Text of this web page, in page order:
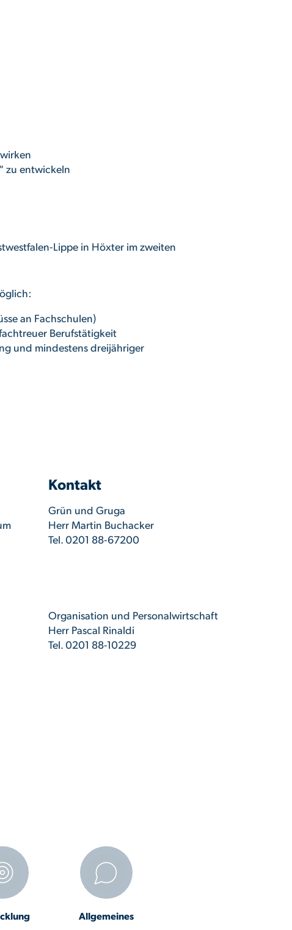
zu entwickeln
Lippe in Höxter im zweiten
an Fachschulen)
Berufstätigkeit
und mindestens dreijähriger
Kontakt
Grün und Gruga
Herr Martin Buchacker
Tel. 0201 88-67200
Organisation und Personalwirtschaft
Herr Pascal Rinaldi
Tel. 0201 88-10229
Allgemeines